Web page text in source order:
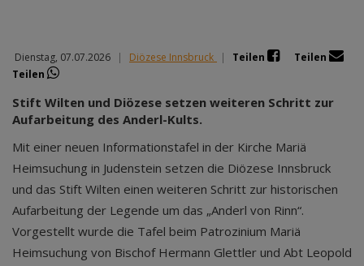
Dienstag, 07.07.2026 | Diözese Innsbruck | Teilen
Teilen
Teilen
Stift Wilten und Diözese setzen weiteren Schritt zur
Aufarbeitung des Anderl-Kults.
Mit einer neuen Informationstafel in der Kirche Mariä
Heimsuchung in Judenstein setzen die Diözese Innsbruck
und das Stift Wilten einen weiteren Schritt zur historischen
Aufarbeitung der Legende um das „Anderl von Rinn“.
Vorgestellt wurde die Tafel beim Patrozinium Mariä
Heimsuchung von Bischof Hermann Glettler und Abt Leopold